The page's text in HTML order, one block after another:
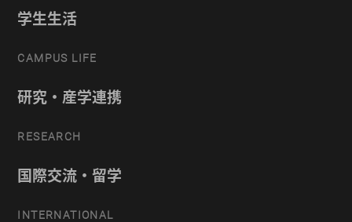
学生生活
CAMPUS LIFE
研究・産学連携
RESEARCH
国際交流・留学
INTERNATIONAL